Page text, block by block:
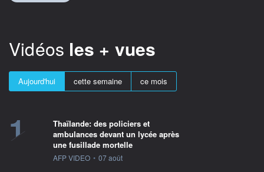
Vidéos les + vues
Aujourd'hui cette semaine ce mois
1
Thaïlande: des policiers et
ambulances devant un lycée après
une fusillade mortelle
information fournie par
AFP VIDEO • 07 août